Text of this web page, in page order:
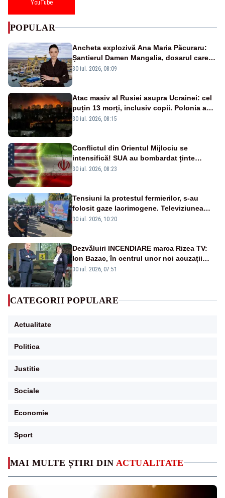
MAI MULTE ȘTIRI DIN ACTUALITATE
YouTube
POPULAR
Ancheta explozivă Ana Maria Păcuraru:
Șantierul Damen Mangalia, dosarul care
scufundă apărarea României
30 iul. 2026, 08:09
Atac masiv al Rusiei asupra Ucrainei: cel
puțin 13 morți, inclusiv copii. Polonia a
ridicat avioanele de vânătoare
30 iul. 2026, 08:15
Conflictul din Orientul Mijlociu se
intensifică! SUA au bombardat ținte
militare din Iran
30 iul. 2026, 08:23
Tensiuni la protestul fermierilor, s-au
folosit gaze lacrimogene. Televiziunea
Poporului face apel la calm – LIVE TEXT
30 iul. 2026, 10:20
Dezvăluiri INCENDIARE marca Rizea TV:
Ion Bazac, în centrul unor noi acuzații
publice
30 iul. 2026, 07:51
CATEGORII POPULARE
Actualitate
Politica
Justitie
Sociale
Economie
Sport